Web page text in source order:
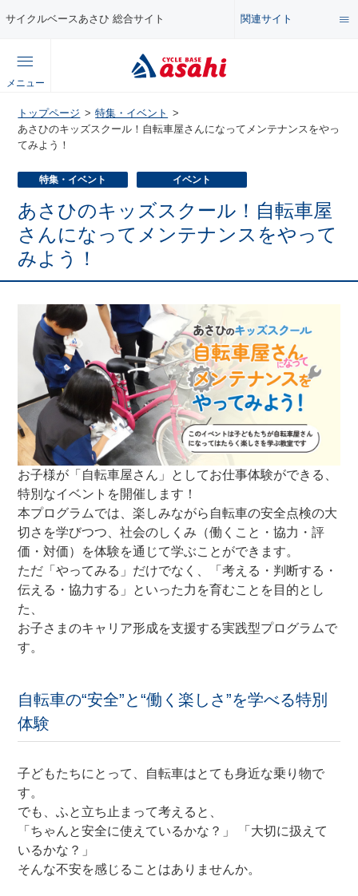
サイクルベースあさひ 総合サイト 関連サイト
総合サイト
公式オンラインストア
企業情報サイト
店舗情報サイト
メニュー
コンテンツ
セール・キャンペーン
特集・イベント
メンテナンス・カスタム講座
自転車・パーツの使い方・選び方
自転車の楽しみ方
ぶろぐ・で・あさひ
製品情報
オリジナルブランド一覧
日本代理店ブランド一覧
あさひのサービス
あさひブランド電動アシスト自転車購入特典
【提携店受取り】ネットで注文、お店で受取り
サイクルメイト
自転車買取&リユース販売サービス
トップページ
特集・イベント
あさひのキッズスクール！自転車屋さんになってメンテナンスをやっ
てみよう！
特集・イベント イベント
あさひのキッズスクール！自転車屋
さんになってメンテナンスをやって
みよう！
お子様が「自転車屋さん」としてお仕事体験ができる、
特別なイベントを開催します！
本プログラムでは、楽しみながら自転車の安全点検の大
切さを学びつつ 、社会のしくみ（働くこと・協力・評
価・対価）を体験を通じて学ぶことができます。
ただ「やってみる」だけでなく、「考える・判断する・
伝える・協力する」といった力を育むことを目的とし
た、
お子さまのキャリア形成を支援する実践型プログラムで
す。
自転車の“安全”と“働く楽しさ”を学べる特別
体験
子どもたちにとって、自転車はとても身近な乗り物で
す。
でも、ふと立ち止まって考えると、
「ちゃんと安全に使えているかな？」 「大切に扱えて
いるかな？」
そんな不安を感じることはありませんか。